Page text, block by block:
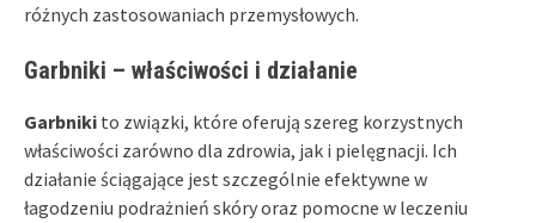
różnych zastosowaniach przemysłowych.
Garbniki – właściwości i działanie
Garbniki to związki, które oferują szereg korzystnych
właściwości zarówno dla zdrowia, jak i pielęgnacji. Ich
działanie ściągające jest szczególnie efektywne w
łagodzeniu podrażnień skóry oraz pomocne w leczeniu